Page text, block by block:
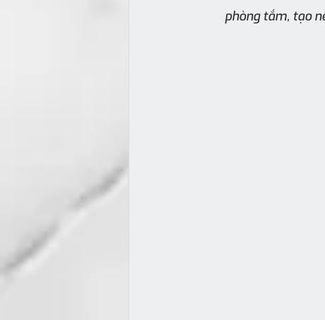
phòng tắm, tạo